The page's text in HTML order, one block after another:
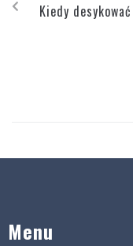
Kiedy
Menu